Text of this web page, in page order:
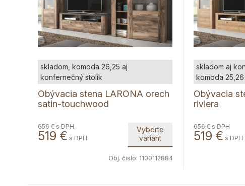
Obývacia stena LARONA orech
satin-touchwood
skladom, komoda 26,25 aj
konfernečný stolík
656 €s DPH
519 € s DPH
Vyberte
variant
Obj. čislo: 1100112884
Obývacia
riviera
skladom aj
komoda 25,26
656 €s DPH
519 € s DPH